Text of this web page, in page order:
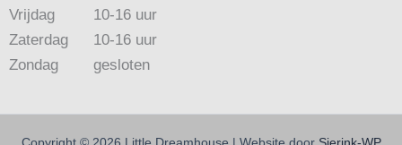
Vrijdag
Zaterdag
Zondag
10-16 uur
10-16 uur
gesloten